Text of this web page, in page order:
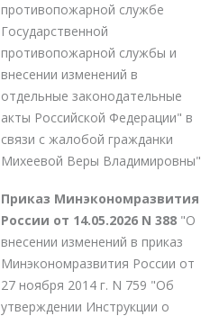
противопожарной службе
Государственной
противопожарной службы и
внесении изменений в
отдельные законодательные
акты Российской Федерации" в
связи с жалобой гражданки
Михеевой Веры Владимировны"
Приказ Минэкономразвития
России от 14.05.2026 N 388 "О
внесении изменений в приказ
Минэкономразвития России от
27 ноября 2014 г. N 759 "Об
утверждении Инструкции о